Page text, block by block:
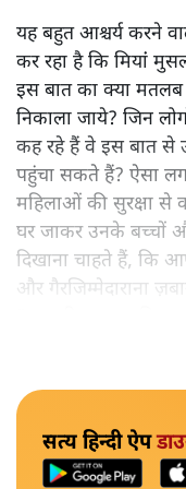
यह बहुत आश्चर्य करने
कर रहा है कि मियांं
इस बात का क्या
निकाला जाये? जिन
कह रहे हैं वे इस बात से
पहुंचा सकते हैं? ऐसा
महिलाओं की सुरक्षा से
घर जाकर उनके बच्चों
दिखाना चाहते हैं, कि
और गैरजिम्मेदाराना
सत्य हिन्दी ऐप